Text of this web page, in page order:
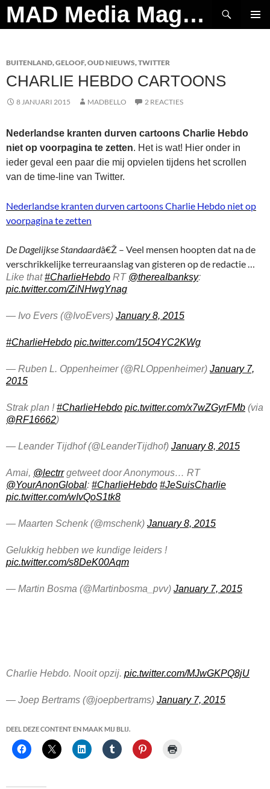
Ga
naar
MAD Media Magazine
Zoeken
BUITENLAND,GELOOF,OUD NIEUWS,TWITTER
CHARLIE HEBDO CARTOONS
8 JANUARI 2015 MADBELLO 2 REACTIES
Nederlandse kranten durven cartoons Charlie Hebdo
niet op voorpagina te zetten. Het is wat! Hier onder in
ieder geval een paar die mij opvielen tijdens het scrollen
van de time-line van Twitter.
Nederlandse kranten durven cartoons Charlie Hebdo niet op
voorpagina te zetten
De Dagelijkse Standaardâ€Ž – Veel mensen hoopten dat na de
verschrikkelijke terreuraanslag van gisteren op de redactie …
Like that#CharlieHebdo RT @thereaIbanksy:
pic.twitter.com/ZiNHwgYnag
— Ivo Evers (@IvoEvers) January 8, 2015
#CharlieHebdo pic.twitter.com/15O4YC2KWg
— Ruben L. Oppenheimer (@RLOppenheimer) January 7,
2015
Strak plan !#CharlieHebdo pic.twitter.com/x7wZGyrFMb (via
@RF16662)
— Leander Tijdhof (@LeanderTijdhof) January 8, 2015
Amai, @lectrrgetweet door Anonymous… RT
@YourAnonGlobal: #CharlieHebdo #JeSuisCharlie
pic.twitter.com/wIvQoS1tk8
— Maarten Schenk (@mschenk) January 8, 2015
Gelukkig hebben we kundige leiders !
pic.twitter.com/s8DeK00Aqm
— Martin Bosma (@Martinbosma_pvv) January 7, 2015
Charlie Hebdo. Nooit opzij. pic.twitter.com/MJwGKPQ8jU
— Joep Bertrams (@joepbertrams) January 7, 2015
DEEL DEZE CONTENT EN MAAK MIJ BLIJ.